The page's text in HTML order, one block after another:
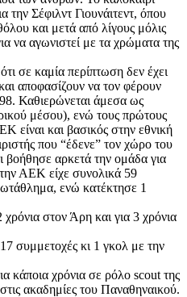
την Σέφιλντ Γιουνάιτεντ, όπου
και μετά από λίγους μόλις
να αγωνιστεί με τα χρώματα της
σε καμία περίπτωση δεν έχει
αποφασίζουν να τον φέρουν
Καθιερώνεται άμεσα ως
μέσου), ενώ τους πρώτους
είναι και βασικός στην εθνική
που “έδενε” τον χώρο του
βοήθησε αρκετά την ομάδα για
ΑΕΚ είχε συνολικά 59
ενώ κατέκτησε 1
στον Άρη και για 3 χρόνια
συμμετοχές κι 1 γκολ με την
κάποια χρόνια σε ρόλο scout της
ακαδημίες του Παναθηναικού.